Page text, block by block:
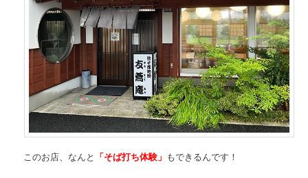
このお店、なんと 「そば打ち体験」 もできるんです！